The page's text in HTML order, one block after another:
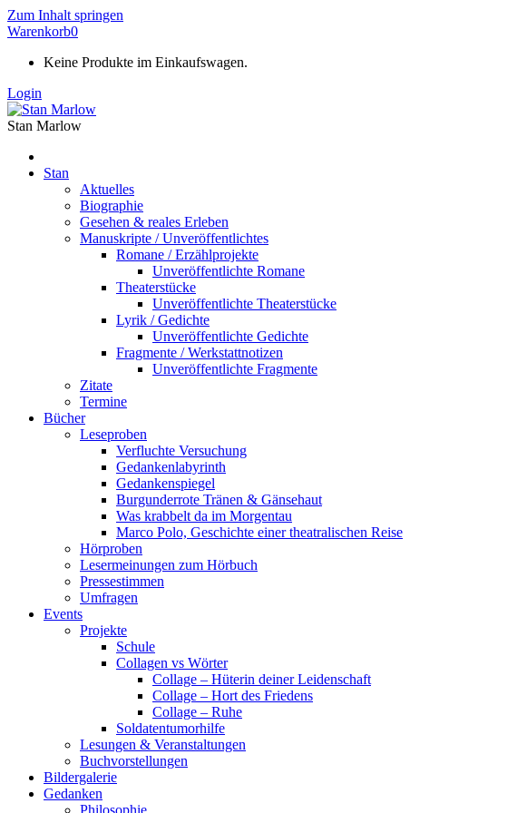
Zum Inhalt springen
Warenkorb0
Keine Produkte im Einkaufswagen.
Login
Stan Marlow
Stan
Aktuelles
Biographie
Gesehen & reales Erleben
Manuskripte / Unveröffentlichtes
Romane / Erzählprojekte
Unveröffentlichte Romane
Theaterstücke
Unveröffentlichte Theaterstücke
Lyrik / Gedichte
Unveröffentlichte Gedichte
Fragmente / Werkstattnotizen
Unveröffentlichte Fragmente
Zitate
Termine
Bücher
Leseproben
Verfluchte Versuchung
Gedankenlabyrinth
Gedankenspiegel
Burgunderrote Tränen & Gänsehaut
Was krabbelt da im Morgentau
Marco Polo, Geschichte einer theatralischen Reise
Hörproben
Lesermeinungen zum Hörbuch
Pressestimmen
Umfragen
Events
Projekte
Schule
Collagen vs Wörter
Collage – Hüterin deiner Leidenschaft
Collage – Hort des Friedens
Collage – Ruhe
Soldatentumorhilfe
Lesungen & Veranstaltungen
Buchvorstellungen
Bildergalerie
Gedanken
Philosophie